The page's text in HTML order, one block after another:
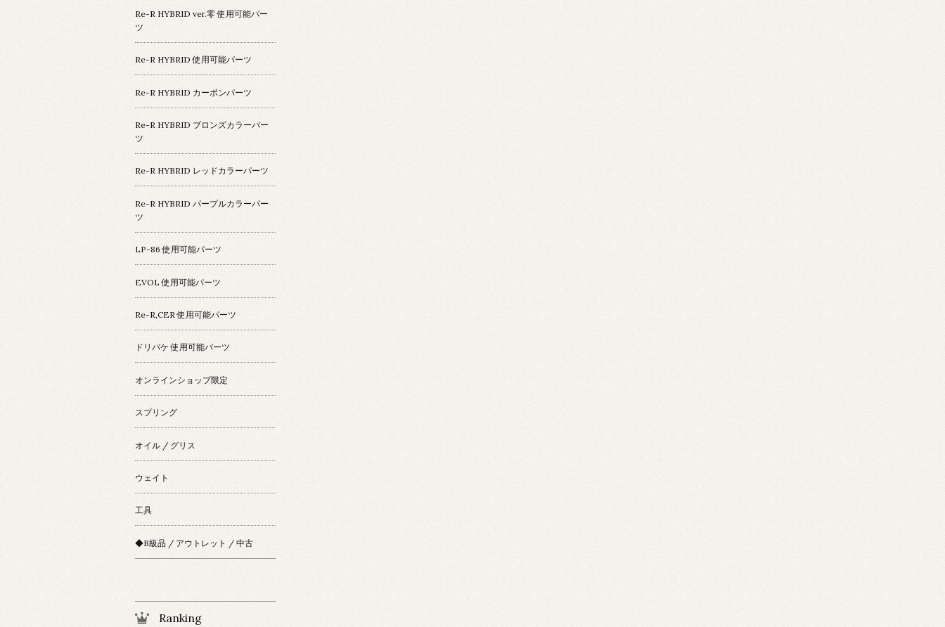
Re-R HYBRID ver.零 使用可能パー
ツ
Re-R HYBRID 使用可能パーツ
Re-R HYBRID カーボンパーツ
Re-R HYBRID ブロンズカラーパー
ツ
Re-R HYBRID レッドカラーパーツ
Re-R HYBRID パープルカラーパー
ツ
LP-86 使用可能パーツ
EVOL 使用可能パーツ
Re-R,CER 使用可能パーツ
ドリパケ 使用可能パーツ
オンラインショップ限定
スプリング
オイル / グリス
ウェイト
工具
◆B級品 / アウトレット / 中古
Ranking